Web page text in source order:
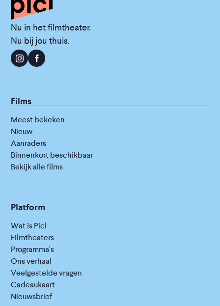
Nu in het filmtheater.
Nu bij jou thuis.
Films
Meest bekeken
Nieuw
Aanraders
Binnenkort beschikbaar
Bekijk alle films
Platform
Wat is Picl
Filmtheaters
Programma's
Ons verhaal
Veelgestelde vragen
Cadeaukaart
Nieuwsbrief